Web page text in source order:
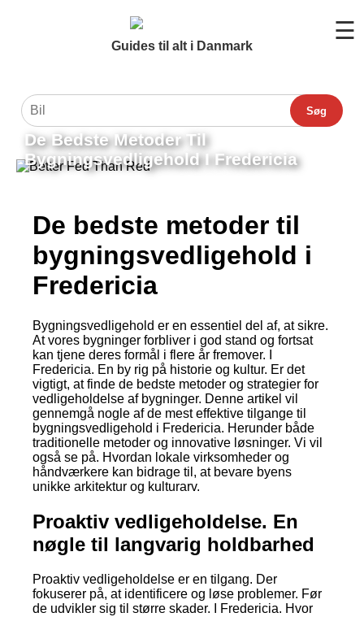
Guides til alt i Danmark
☰
Søg
De Bedste Metoder Til
Bygningsvedligehold I Fredericia
De bedste metoder til
bygningsvedligehold i
Fredericia
Bygningsvedligehold er en essentiel del af, at sikre.
At vores bygninger forbliver i god stand og fortsat
kan tjene deres formål i flere år fremover. I
Fredericia. En by rig på historie og kultur. Er det
vigtigt, at finde de bedste metoder og strategier for
vedligeholdelse af bygninger. Denne artikel vil
gennemgå nogle af de mest effektive tilgange til
bygningsvedligehold i Fredericia. Herunder både
traditionelle metoder og innovative løsninger. Vi vil
også se på. Hvordan lokale virksomheder og
håndværkere kan bidrage til, at bevare byens
unikke arkitektur og kulturarv.
Proaktiv vedligeholdelse. En
nøgle til langvarig holdbarhed
Proaktiv vedligeholdelse er en tilgang. Der
fokuserer på, at identificere og løse problemer. Før
de udvikler sig til større skader. I Fredericia. Hvor